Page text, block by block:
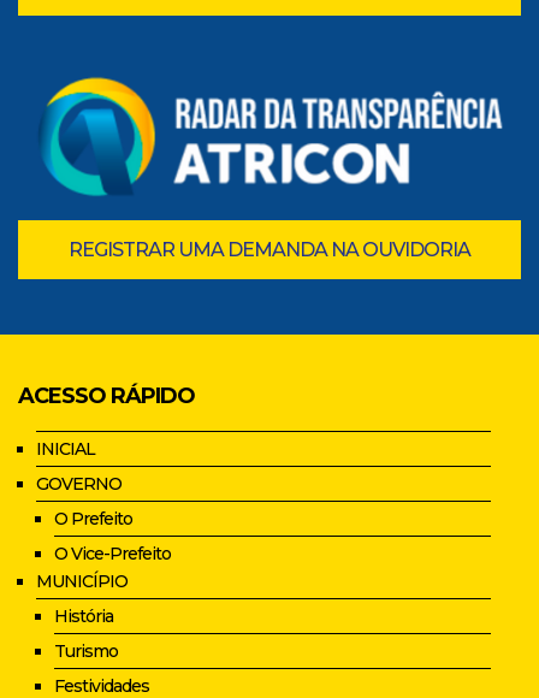
REGISTRAR UMA DEMANDA NA OUVIDORIA
ACESSO RÁPIDO
INICIAL
GOVERNO
O Prefeito
O Vice-Prefeito
MUNICÍPIO
História
Turismo
Festividades